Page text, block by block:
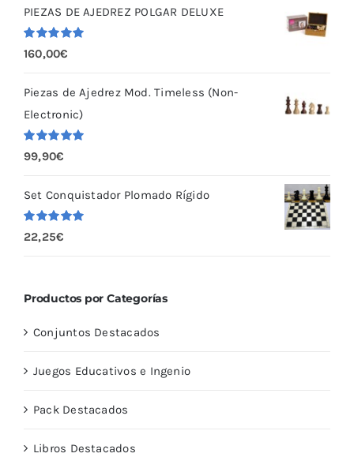
PIEZAS DE AJEDREZ POLGAR DELUXE
Valorado
con 5.00
160,00€
Piezas de Ajedrez Mod. Timeless (Non-
Electronic)
Valorado
con 5.00
99,90€
Set Conquistador Plomado Rígido
Valorado
con
5.00
22,25€
Productos por Categorías
Conjuntos Destacados
Juegos Educativos e Ingenio
Pack Destacados
Libros Destacados